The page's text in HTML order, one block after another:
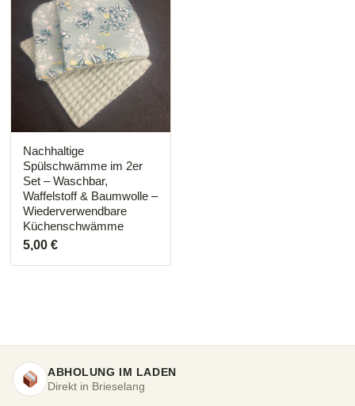
Nachhaltige
Spülschwämme im 2er
Set – Waschbar,
Waffelstoff & Baumwolle –
Wiederverwendbare
Küchenschwämme
5,00 €
weist
mehrere
Varianten
auf.
Optionen
der
Produktseite
gewählt
werden
ABHOLUNG IM LADEN
Direkt in Brieselang